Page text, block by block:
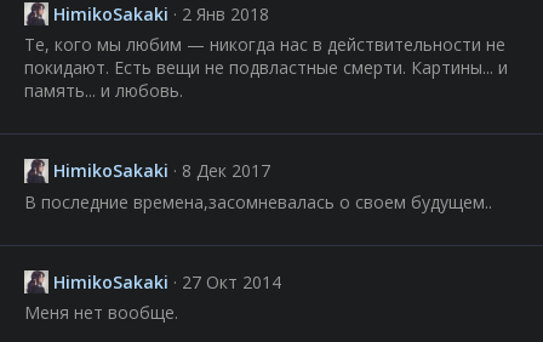
HimikoSakaki
2 Янв 2018
Те, кого мы любим — никогда нас в действительности не
покидают. Есть вещи не подвластные смерти. Картины... и
память... и любовь.
HimikoSakaki
8 Дек 2017
В последние времена,засомневалась о своем будущем..
HimikoSakaki
27 Окт 2014
Меня нет вообще.